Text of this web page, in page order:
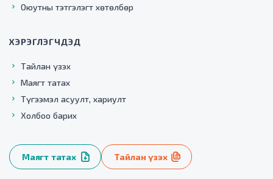
Оюутны тэтгэлэгт хөтөлбөр
ХЭРЭГЛЭГЧДЭД
Тайлан үзэх
Маягт татах
Түгээмэл асуулт, хариулт
Холбоо барих
Маягт татах Тайлан үзэх